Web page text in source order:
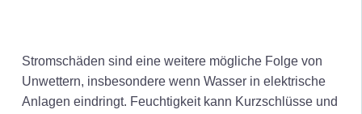
Stromschäden sind eine weitere mögliche Folge von
Unwettern, insbesondere wenn Wasser in elektrische
Anlagen eindringt. Feuchtigkeit kann Kurzschlüsse und